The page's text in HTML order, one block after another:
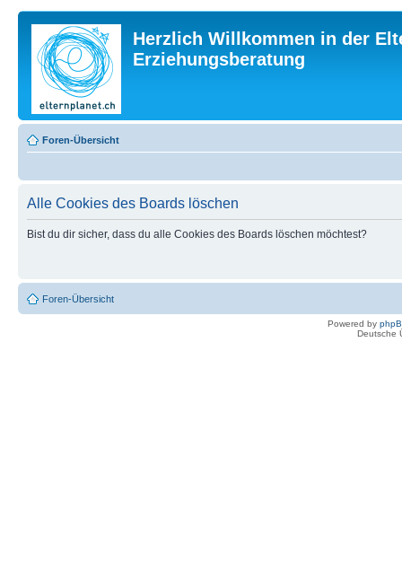
Herzlich Willkommen in der
Erziehungsberatung
Foren-Übersicht
Alle Cookies des Boards löschen
Bist du dir sicher, dass du alle Cookies des Boards löschen möchtest?
Foren-Übersicht
Powered by
Deutsche